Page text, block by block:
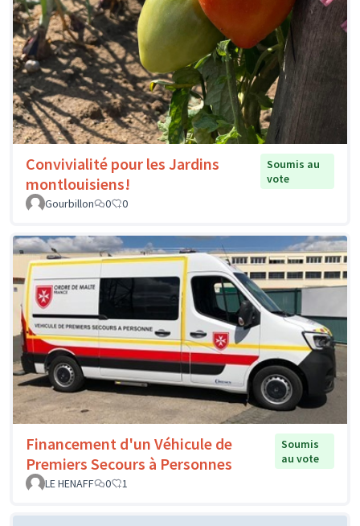
Convivialité pour les Jardins
montlouisiens!
Soumis au
vote
Gourbillon
0 0
Financement d'un Véhicule de
Premiers Secours à Personnes
Soumis
au vote
LE HENAFF
0 1